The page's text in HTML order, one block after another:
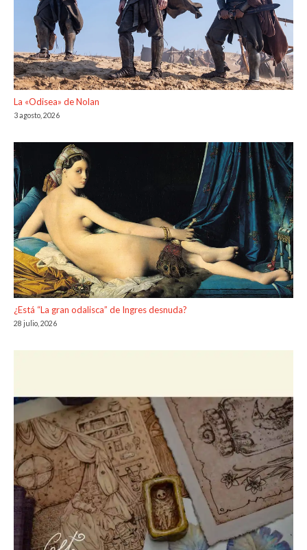
La «Odisea» de Nolan
3 agosto, 2026
¿Está “La gran odalisca” de Ingres desnuda?
28 julio, 2026